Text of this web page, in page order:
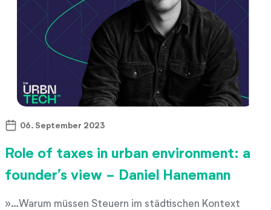
06. September 2023
Role of taxes in urban environment: a
founder’s view - Daniel Hanemann
…Warum müssen Steuern im städtischen Kontext